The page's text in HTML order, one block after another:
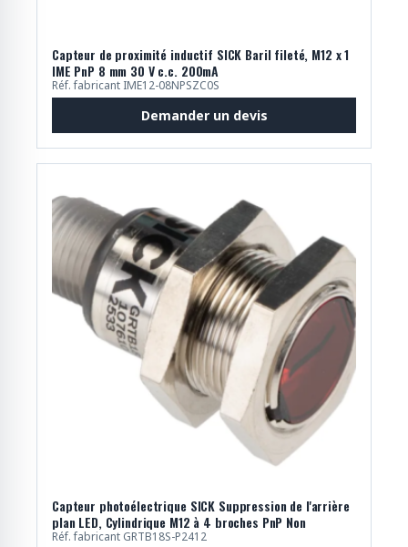
Capteur de proximité inductif SICK Baril fileté, M12 x 1
IME PnP 8 mm 30 V c.c. 200mA
Réf. fabricant IME12-08NPSZC0S
Demander un devis
Capteur photoélectrique SICK Suppression de l'arrière
plan LED, Cylindrique M12 à 4 broches PnP Non
Réf. fabricant GRTB18S-P2412